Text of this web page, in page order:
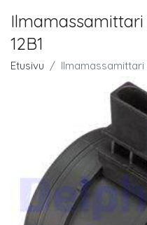
Ilmamassamittari
12B1
Etusivu Ilmamassamittari